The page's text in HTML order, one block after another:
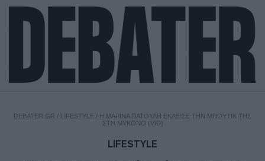
DEBATER.GR / LIFESTYLE / Η ΜΑΡΊΝΑ ΠΑΤΟΎΛΗ ΈΚΛΕΙΣΕ ΤΗΝ ΜΠΟΥΤΊΚ ΤΗΣ
ΣΤΗ ΜΎΚΟΝΟ (VID)
LIFESTYLE